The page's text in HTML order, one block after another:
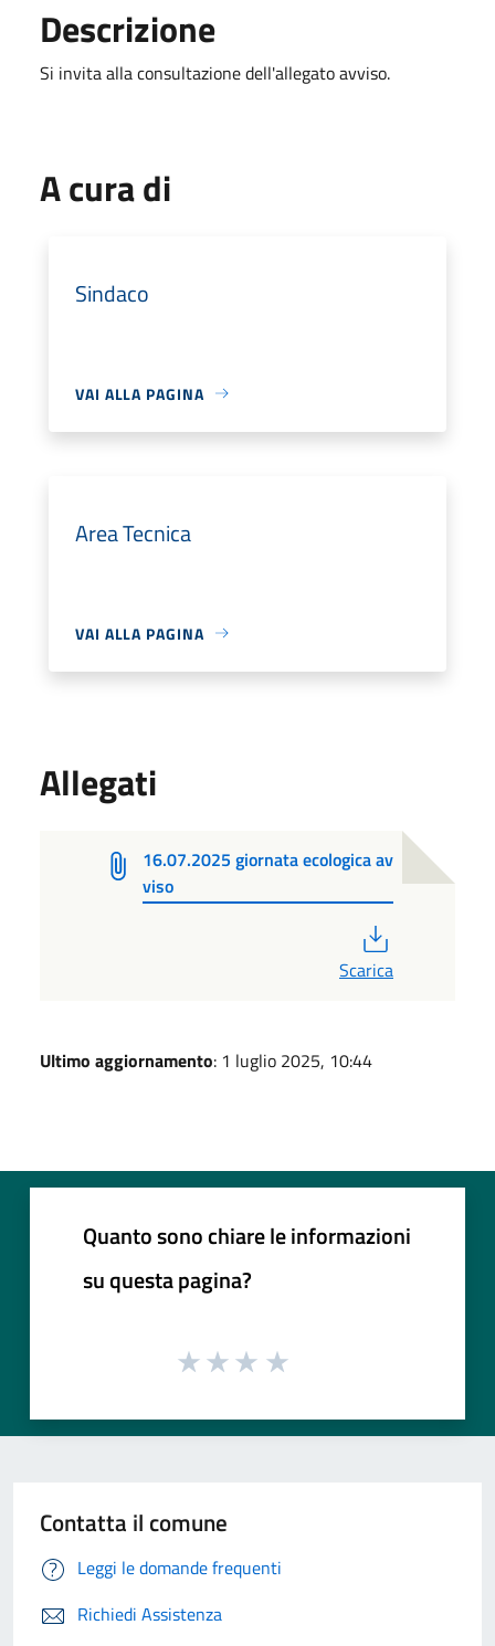
Descrizione
Si invita alla consultazione dell'allegato avviso.
A cura di
Sindaco
VAI ALLA PAGINA
Area Tecnica
VAI ALLA PAGINA
Allegati
16.07.2025 giornata ecologica av
viso
Scarica
Ultimo aggiornamento: 1 luglio 2025, 10:44
Quanto sono chiare le informazioni
su questa pagina?
Contatta il comune
Leggi le domande frequenti
Richiedi Assistenza